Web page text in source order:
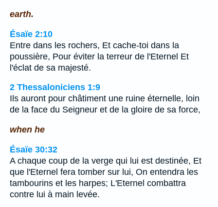
earth.
Ésaïe 2:10
Entre dans les rochers, Et cache-toi dans la
poussière, Pour éviter la terreur de l'Eternel Et
l'éclat de sa majesté.
2 Thessaloniciens 1:9
Ils auront pour châtiment une ruine éternelle, loin
de la face du Seigneur et de la gloire de sa force,
when he
Ésaïe 30:32
A chaque coup de la verge qui lui est destinée, Et
que l'Eternel fera tomber sur lui, On entendra les
tambourins et les harpes; L'Eternel combattra
contre lui à main levée.